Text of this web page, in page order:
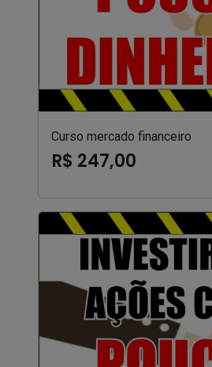
Curso mercado financeiro
R$ 247,00